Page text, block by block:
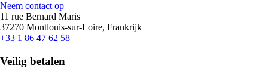
Neem contact op
11 rue Bernard Maris
37270 Montlouis-sur-Loire, Frankrijk
+33 1 86 47 62 58
Veilig betalen